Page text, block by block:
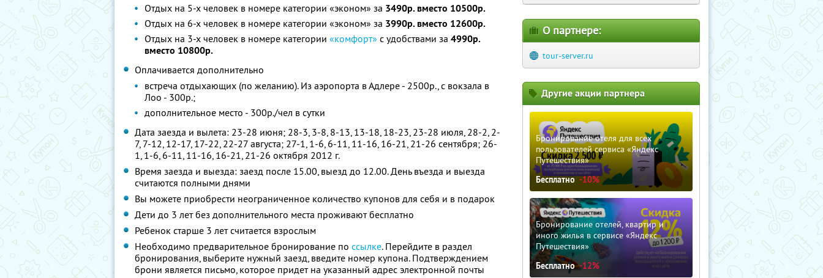
Отдых на 5-х человек в номере категории «эконом» за 3490р. вместо 10500р.
Отдых на 6-х человек в номере категории «эконом» за 3990р. вместо 12600р.
Отдых на 3-х человек в номере категории «комфорт» с удобствами за 4990р.
вместо 10800р.
Оплачивается дополнительно
встреча отдыхающих (по желанию). Из аэропорта в Адлере - 2500р., с вокзала в
Лоо - 300р.;
дополнительное место - 300р./чел в сутки
Дата заезда и вылета: 23-28 июня; 28-3, 3-8, 8-13, 13-18, 18-23, 23-28 июля, 28-2, 2-
7, 7-12, 12-17, 17-22, 22-27 августа; 27-1, 1-6, 6-11, 11-16, 16-21, 21-26 сентября; 26-
1, 1-6, 6-11, 11-16, 16-21, 21-26 октября 2012 г.
Время заезда и выезда: заезд после 15.00, выезд до 12.00. День въезда и выезда
считаются полными днями
Вы можете приобрести неограниченное количество купонов для себя и в подарок
Дети до 3 лет без дополнительного места проживают бесплатно
Ребенок старше 3 лет считается взрослым
Необходимо предварительное бронирование по ссылке. Перейдите в раздел
бронирования, выберите нужный заезд, введите номер купона. Подтверждением
брони является письмо, которое придет на указанный адрес электронной почты
О партнере:
tour-server.ru
Другие акции партнера
Бронирование отеля для всех
пользователей сервиса «Яндекс
Путешествия»
Бесплатно -10%
Бронирование отелей, квартир и
иного жилья в сервисе «Яндекс
Путешествия»
Бесплатно -12%